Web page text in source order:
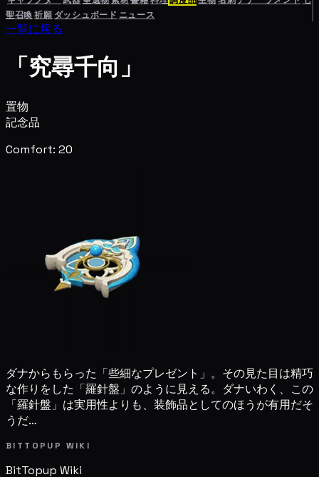
聖召喚祈願 ダッシュボード ニュース
一覧に戻る
「究尋千向」
置物
記念品
Comfort: 20
ダナからもらった「些細なプレゼント」。その見た目は精巧
な作りをした「羅針盤」のように見える。ダナいわく、この
「羅針盤」は実用性よりも、装飾品としてのほうが有用だそ
うだ…
BITTOPUP WIKI
BitTopup Wiki